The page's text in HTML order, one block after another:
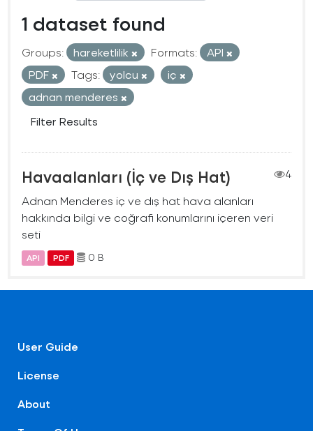
1 dataset found
Groups: hareketlilik Formats:
API
PDF
Tags: yolcu
iç
adnan menderes
Filter Results
Havaalanları (İç ve Dış Hat)
4
Adnan Menderes iç ve dış hat hava alanları
hakkında bilgi ve coğrafi konumlarını içeren veri
seti
API PDF 0 B
User Guide
License
About